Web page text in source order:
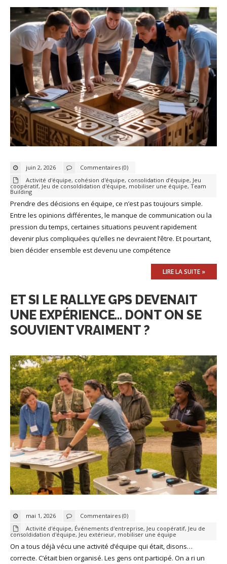
juin 2, 2026
Commentaires (0)
Activité d'équipe, cohésion d'équipe, consolidation d’équipe, Jeu
coopératif, Jeu de consoldidation d'équipe, mobiliser une équipe, Team
Building
Prendre des décisions en équipe, ce n’est pas toujours simple.
Entre les opinions différentes, le manque de communication ou la
pression du temps, certaines situations peuvent rapidement
devenir plus compliquées qu’elles ne devraient l’être. Et pourtant,
bien décider ensemble est devenu une compétence
LIRE LA SUITE »
ET SI LE RALLYE GPS DEVENAIT
UNE EXPÉRIENCE… DONT ON SE
SOUVIENT VRAIMENT ?
mai 1, 2026
Commentaires (0)
Activité d'équipe, Événements d'entreprise, Jeu coopératif, Jeu de
consoldidation d'équipe, Jeu extérieur, mobiliser une équipe
On a tous déjà vécu une activité d’équipe qui était, disons…
correcte. C’était bien organisé. Les gens ont participé. On a ri un